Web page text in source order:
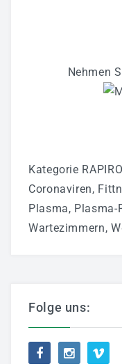
Nehmen
Kategorie
Coronaviren,
Plasma, Plasma-
Wartezimmern,
Folge uns: